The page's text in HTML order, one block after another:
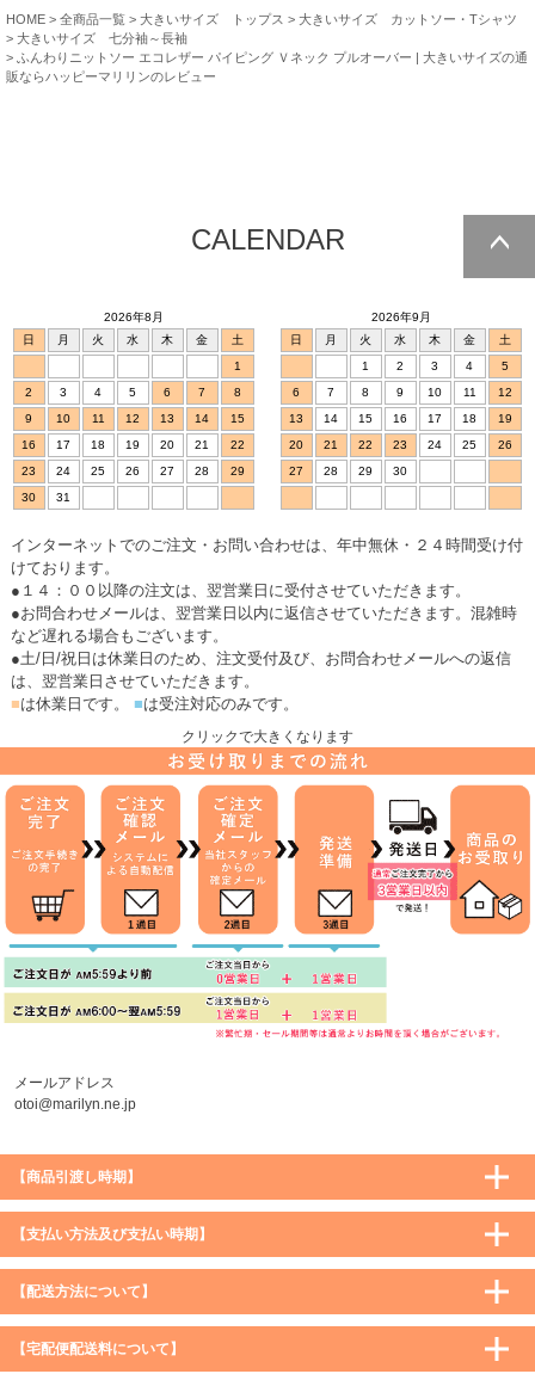
HOME 全商品一覧 大きいサイズ トップス
大きいサイズ カットソー・Tシャツ
大きいサイズ 七分袖～長袖
ふんわりニットソー エコレザー パイピング Ｖネック プルオーバー | 大きいサイズの通
販ならハッピーマリリンのレビュー
ページトッ
CALENDAR
2026年8月
日
月 火 水 木 金
土
1
2
3 4 5 6 7
8
9
10 11 12 13 14
15
16
17 18 19 20 21
22
23
24 25 26 27 28
29
30
31
2026年9月
日
月 火 水 木 金
土
1
2 3 4
5
6
7 8 9 10 11
12
13
14 15 16 17 18
19
20
21 22 23 24 25
26
27
28 29 30
インターネットでのご注文・お問い合わせは、年中無休・２４時間受け付
けております。
●１４：００以降の注文は、翌営業日に受付させていただきます。
●お問合わせメールは、翌営業日以内に返信させていただきます。混雑時
など遅れる場合もございます。
●土/日/祝日は休業日のため、注文受付及び、お問合わせメールへの返信
は、翌営業日させていただきます。
■は休業日です。 ■は受注対応のみです。
クリックで大きくなります
メールアドレス
otoi@marilyn.ne.jp
【商品引渡し時期】
【支払い方法及び支払い時期】
【配送方法について】
【宅配便配送料について】